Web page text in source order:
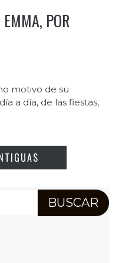
POR
motivo de su
a día, de las fiestas,